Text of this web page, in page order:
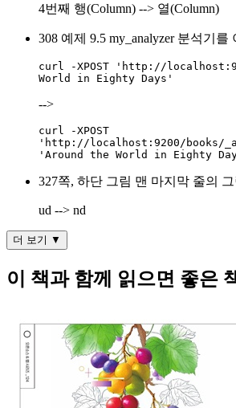
4번째 행(Column) --> 열(Column)
308 예제 9.5 my_analyzer 분석기
curl -XPOST 'http://
World in Eighty Days'
-->
curl -XPOST
'http://localhost:9200/books/
'Around the World in Eighty
327쪽, 하단 그림 맨 마지막 줄의
ud --> nd
더 보기 ▼
이 책과 함께 읽으면 좋은